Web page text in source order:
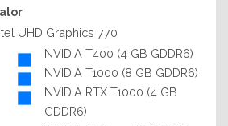
UHD Graphics 770
NVIDIA T400 (4 GB GDDR6)
NVIDIA T1000 (8 GB GDDR6)
NVIDIA RTX T1000 (4 GB
GDDR6)